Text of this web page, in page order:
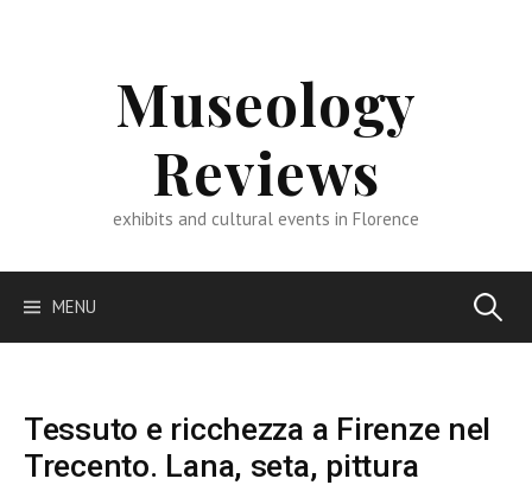
Museology
Reviews
exhibits and cultural events in Florence
MENU Search
Tessuto e ricchezza a Firenze nel
Trecento. Lana, seta, pittura